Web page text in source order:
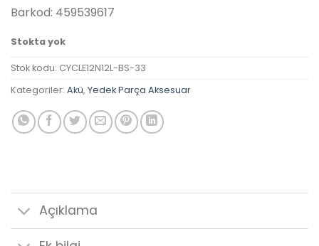
Barkod: 459539617
Stokta yok
Stok kodu: CYCLE12N12L-BS-33
Kategoriler: Akü, Yedek Parça Aksesuar
Açıklama